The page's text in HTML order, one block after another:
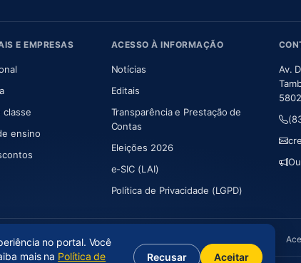
E EMPRESAS
classe
ensino
ACESSO À INFORMAÇÃO
Notícias
Editais
Transparência e Prestação de
Contas
Eleições 2026
e-SIC (LAI)
Política de Privacidade (LGPD)
Av.
no portal. Você
mais na Política de Recusar Aceitar